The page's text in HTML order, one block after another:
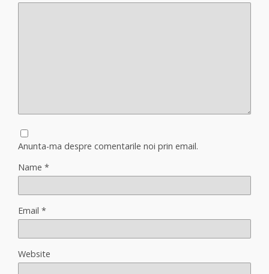
Anunta-ma despre comentarile noi prin email.
Name *
Email *
Website